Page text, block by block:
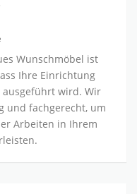
Wunschmöbel ist
Ihre Einrichtung
wird. Wir
und fachgerecht, um
Arbeiten in Ihrem